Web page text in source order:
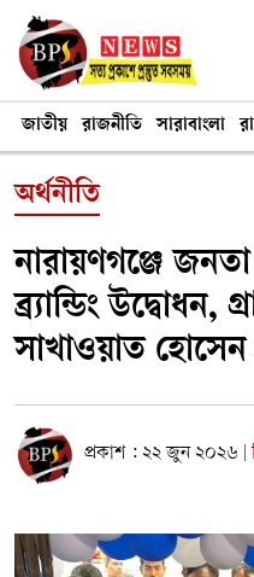
জাতীয় রাজনীতি সারাবাংলা
অর্থনীতি
নারায়ণগঞ্জে
ব্র্যান্ডিং উদ্বোধন,
সাখাওয়াত হোসেন
প্রকাশ : ২২ জুন ২০২৬